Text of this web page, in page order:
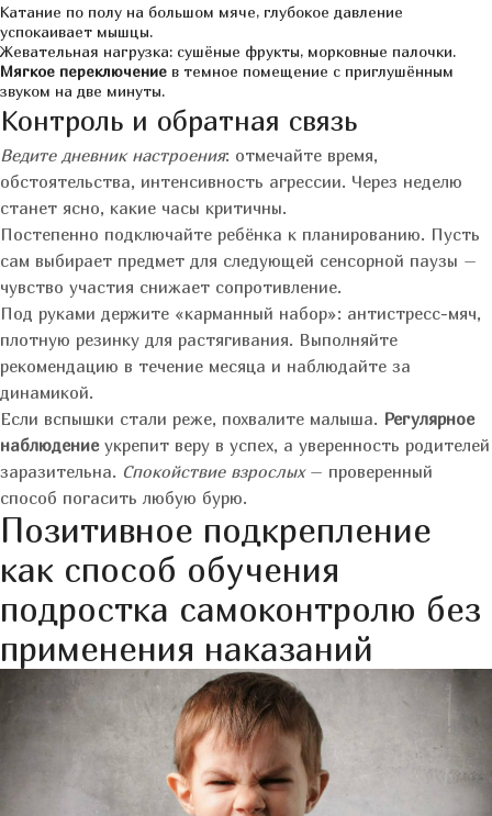
Катание по полу на большом мяче, глубокое давление
успокаивает мышцы.
Жевательная нагрузка: сушёные фрукты, морковные палочки.
Мягкое переключение в темное помещение с приглушённым
звуком на две минуты.
Контроль и обратная связь
Ведите дневник настроения: отмечайте время,
обстоятельства, интенсивность агрессии. Через неделю
станет ясно, какие часы критичны.
Постепенно подключайте ребёнка к планированию. Пусть
сам выбирает предмет для следующей сенсорной паузы –
чувство участия снижает сопротивление.
Под руками держите «карманный набор»: антистресс-мяч,
плотную резинку для растягивания. Выполняйте
рекомендацию в течение месяца и наблюдайте за
динамикой.
Если вспышки стали реже, похвалите малыша. Регулярное
наблюдениеукрепит веру в успех, а уверенность родителей
заразительна. Спокойствие взрослых– проверенный
способ погасить любую бурю.
Позитивное подкрепление
как способ обучения
подростка самоконтролю без
применения наказаний